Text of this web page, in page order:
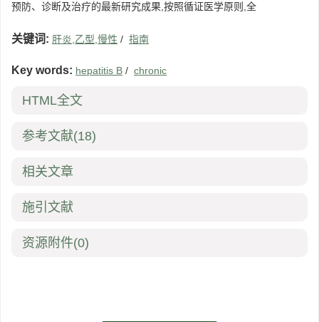
预防、诊断及治疗的最新研究成果,按照循证医学原则,全
关键词: 肝炎,乙型,慢性 / 指南
Key words: hepatitis B / chronic
HTML全文
参考文献(18)
相关文章
施引文献
资源附件(0)